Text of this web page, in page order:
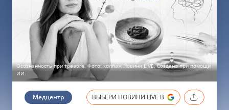
Медцентр ВЫБЕРИ НОВИНИ.LIVE В
Осознанность при тревоге. Фото: коллаж Новини.LIVE. Создано при помощи
ИИ.